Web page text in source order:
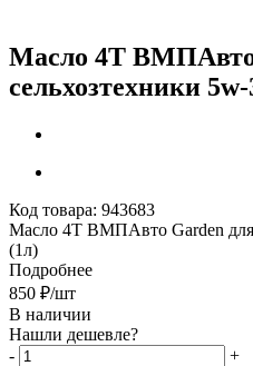
Масло 4Т ВМПАвто
сельхозтехники
Код товара: 943683
Масло 4Т ВМПАвто Garden для
(1л)
Подробнее
850 ₽/шт
В наличии
Нашли дешевле?
-
+